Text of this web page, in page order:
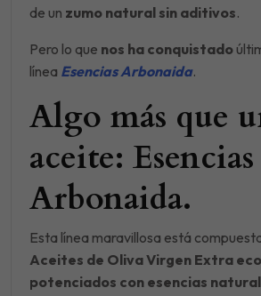
de un zumo natural sin aditivos.
Pero lo que nos ha conquistado
línea Esencias Arbonaida.
Algo más que
aceite: Esencias
Arbonaida.
Esta línea maravillosa está
Aceites de Oliva Virgen Extra
potenciados con esencias